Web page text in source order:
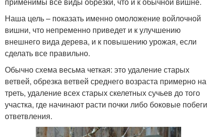
Наша цель – показать именно омоложение войлочной
вишни, что непременно приведет и к улучшению
внешнего вида дерева, и к повышению урожая, если
сделать все правильно.
Обычно схема весьма четкая: это удаление старых
ветвей, обрезка ветвей среднего возраста примерно на
треть, удаление всех старых скелетных сучьев до того
участка, где начинают расти почки либо боковые побеги
ответвления.